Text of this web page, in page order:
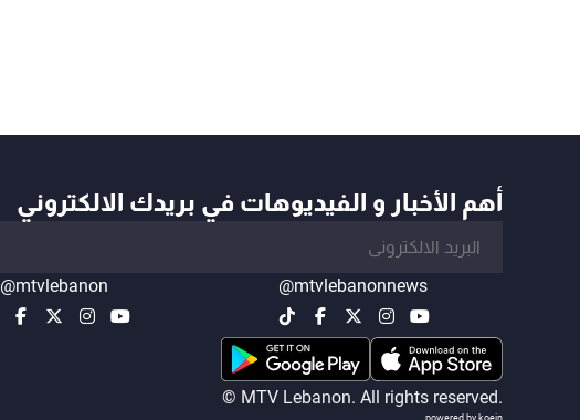
أهم الأخبار و الفيديوهات في بريدك الالكتروني
@mtvlebanonnews
@mtvlebanon
© MTV Lebanon. All rights reserved.